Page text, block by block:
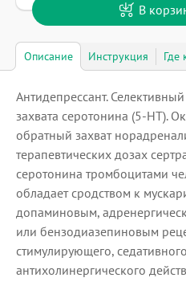
В
Описание Инструкция Где
Антидепрессант.
захвата серотонина (5-НТ).
обратный захват
терапевтических дозах
серотонина тромбоцитами
обладает сродством к
допаминовым,
или бензодиазепиновым
стимулирующего,
антихолинергического